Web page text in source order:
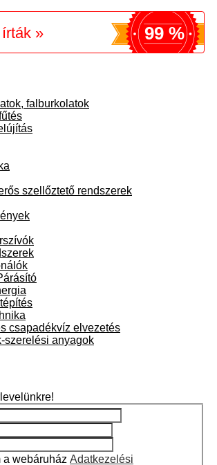
» 99 %
falburkolatok
szellőztető rendszerek
csapadékvíz elvezetés
szerelési anyagok
a webáruház Adatkezelési